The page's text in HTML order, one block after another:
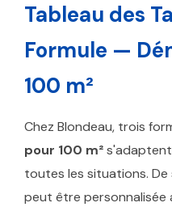
Tableau des
Formule —
100 m²
Chez Blondeau, trois
pour 100 m²
toutes les situations.
peut être personnalisée